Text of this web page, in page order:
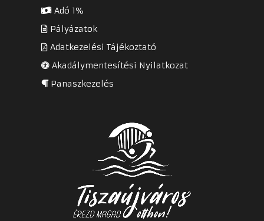
Adó 1%
Pályázatok
Adatkezelési Tájékoztató
Akadálymentesítési Nyilatkozat
Panaszkezelés